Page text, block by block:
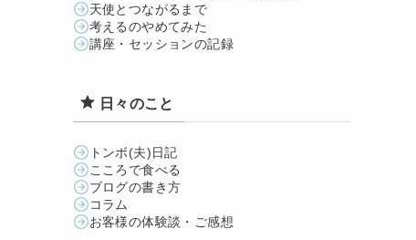
天使とつながるまで
考えるのやめてみた
講座・セッションの記録
日々のこと
トンボ(夫)日記
こころで食べる
ブログの書き方
コラム
お客様の体験談・ご感想